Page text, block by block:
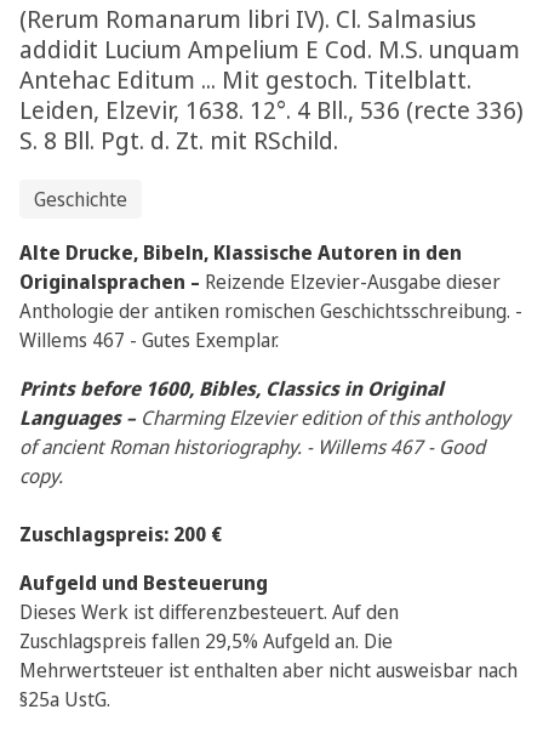
(Rerum Romanarum libri IV). Cl. Salmasius
addidit Lucium Ampelium E Cod. M.S. unquam
Antehac Editum ... Mit gestoch. Titelblatt.
Leiden, Elzevir, 1638. 12°. 4 Bll., 536 (recte 336)
S. 8 Bll. Pgt. d. Zt. mit RSchild.
Geschichte
Alte Drucke, Bibeln, Klassische Autoren in den
Originalsprachen – Reizende Elzevier-Ausgabe dieser
Anthologie der antiken romischen Geschichtsschreibung. -
Willems 467 - Gutes Exemplar.
Prints before 1600, Bibles, Classics in Original
Languages – Charming Elzevier edition of this anthology
of ancient Roman historiography. - Willems 467 - Good
copy.
Zuschlagspreis: 200 €
Aufgeld und Besteuerung
Dieses Werk ist differenzbesteuert. Auf den
Zuschlagspreis fallen 29,5% Aufgeld an. Die
Mehrwertsteuer ist enthalten aber nicht ausweisbar nach
§25a UstG.